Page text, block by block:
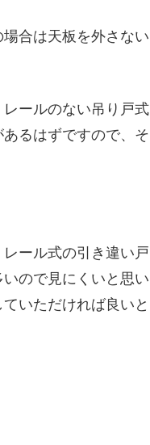
合は天板を外さない
ールのない吊り戸式
るはずですので、そ
ール式の引き違い戸
ので見にくいと思い
いただければ良いと